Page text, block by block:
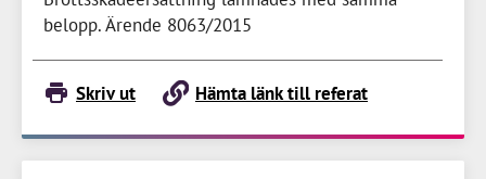
belopp. Ärende 8063/2015
Skriv ut Hämta länk till referat